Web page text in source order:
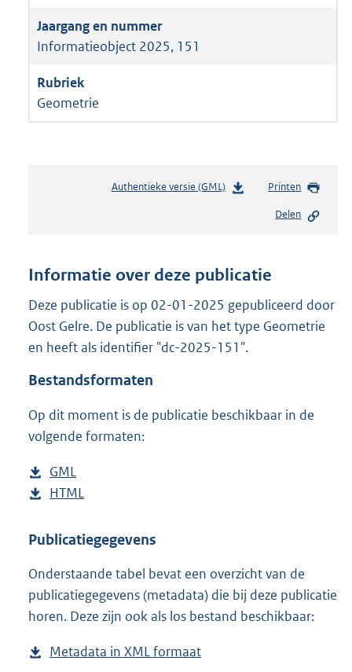
Informatieobject 2025, 151
Geometrie
Authentieke versie (GML)b
n
s
r
o
e
Printen
Delen
Informatie over deze publicatie
Deze publicatie is op 02-01-2025 gepubliceerd door
Oost Gelre. De publicatie is van het type Geometrie
en heeft als identifier "dc-2025-151".
Bestandsformaten
Op dit moment is de publicatie beschikbaar in de
volgende formaten:
D
o
n
o
a
d
u
GML
e
t
n
d
s
r
D
w
l
o
a
p
HTML
s
a
n
d
g
Publicatiegegevens
Onderstaande tabel bevat een overzicht van de
publicatiegegevens (metadata) die bij deze publicatie
horen. Deze zijn ook als los bestand beschikbaar:
Metadata in XML formaat